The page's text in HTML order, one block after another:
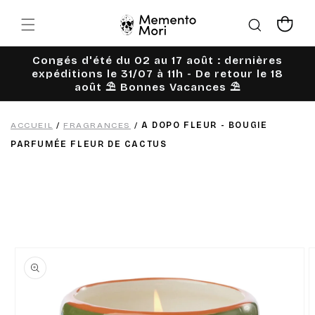
passer au
contenu
Panier
Congés d'été du 02 au 17 août : dernières
expéditions le 31/07 à 11h - De retour le 18
août ⛱️ Bonnes Vacances ⛱️
ACCUEIL / FRAGRANCES / A DOPO FLEUR - BOUGIE
PARFUMÉE FLEUR DE CACTUS